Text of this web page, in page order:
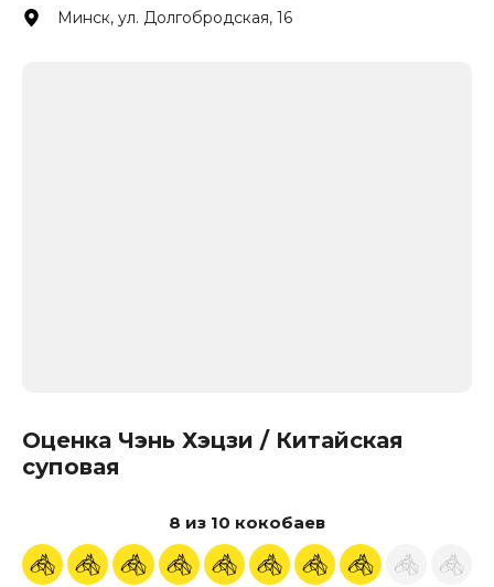
Минск, ул. Долгобродская, 16
Оценка Чэнь Хэцзи / Китайская
суповая
8 из 10 кокобаев